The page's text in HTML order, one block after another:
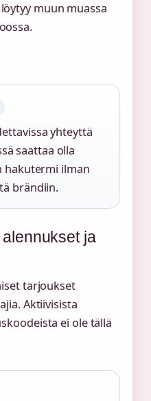
muun muassa
yhteyttä
saattaa olla
hakutermi ilman
brändiin.
ja
tarjoukset
Aktiivisista
ei ole tällä